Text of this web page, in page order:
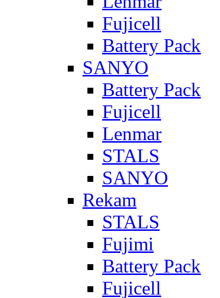
Fujicell
Battery Pack
SANYO
Battery Pack
Fujicell
Lenmar
STALS
SANYO
Rekam
STALS
Fujimi
Battery Pack
Fujicell